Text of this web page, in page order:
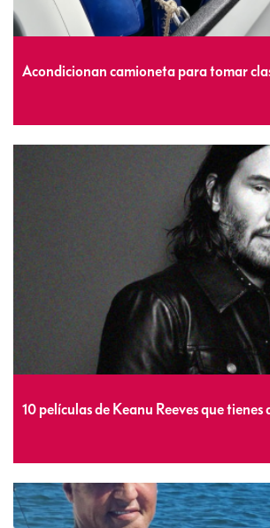
Acondicionan camioneta para tomar
10 películas de Keanu Reeves que tienes